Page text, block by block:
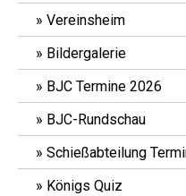
Vereinsheim
Bildergalerie
BJC Termine 2026
BJC-Rundschau
Schießabteilung
Königs Quiz